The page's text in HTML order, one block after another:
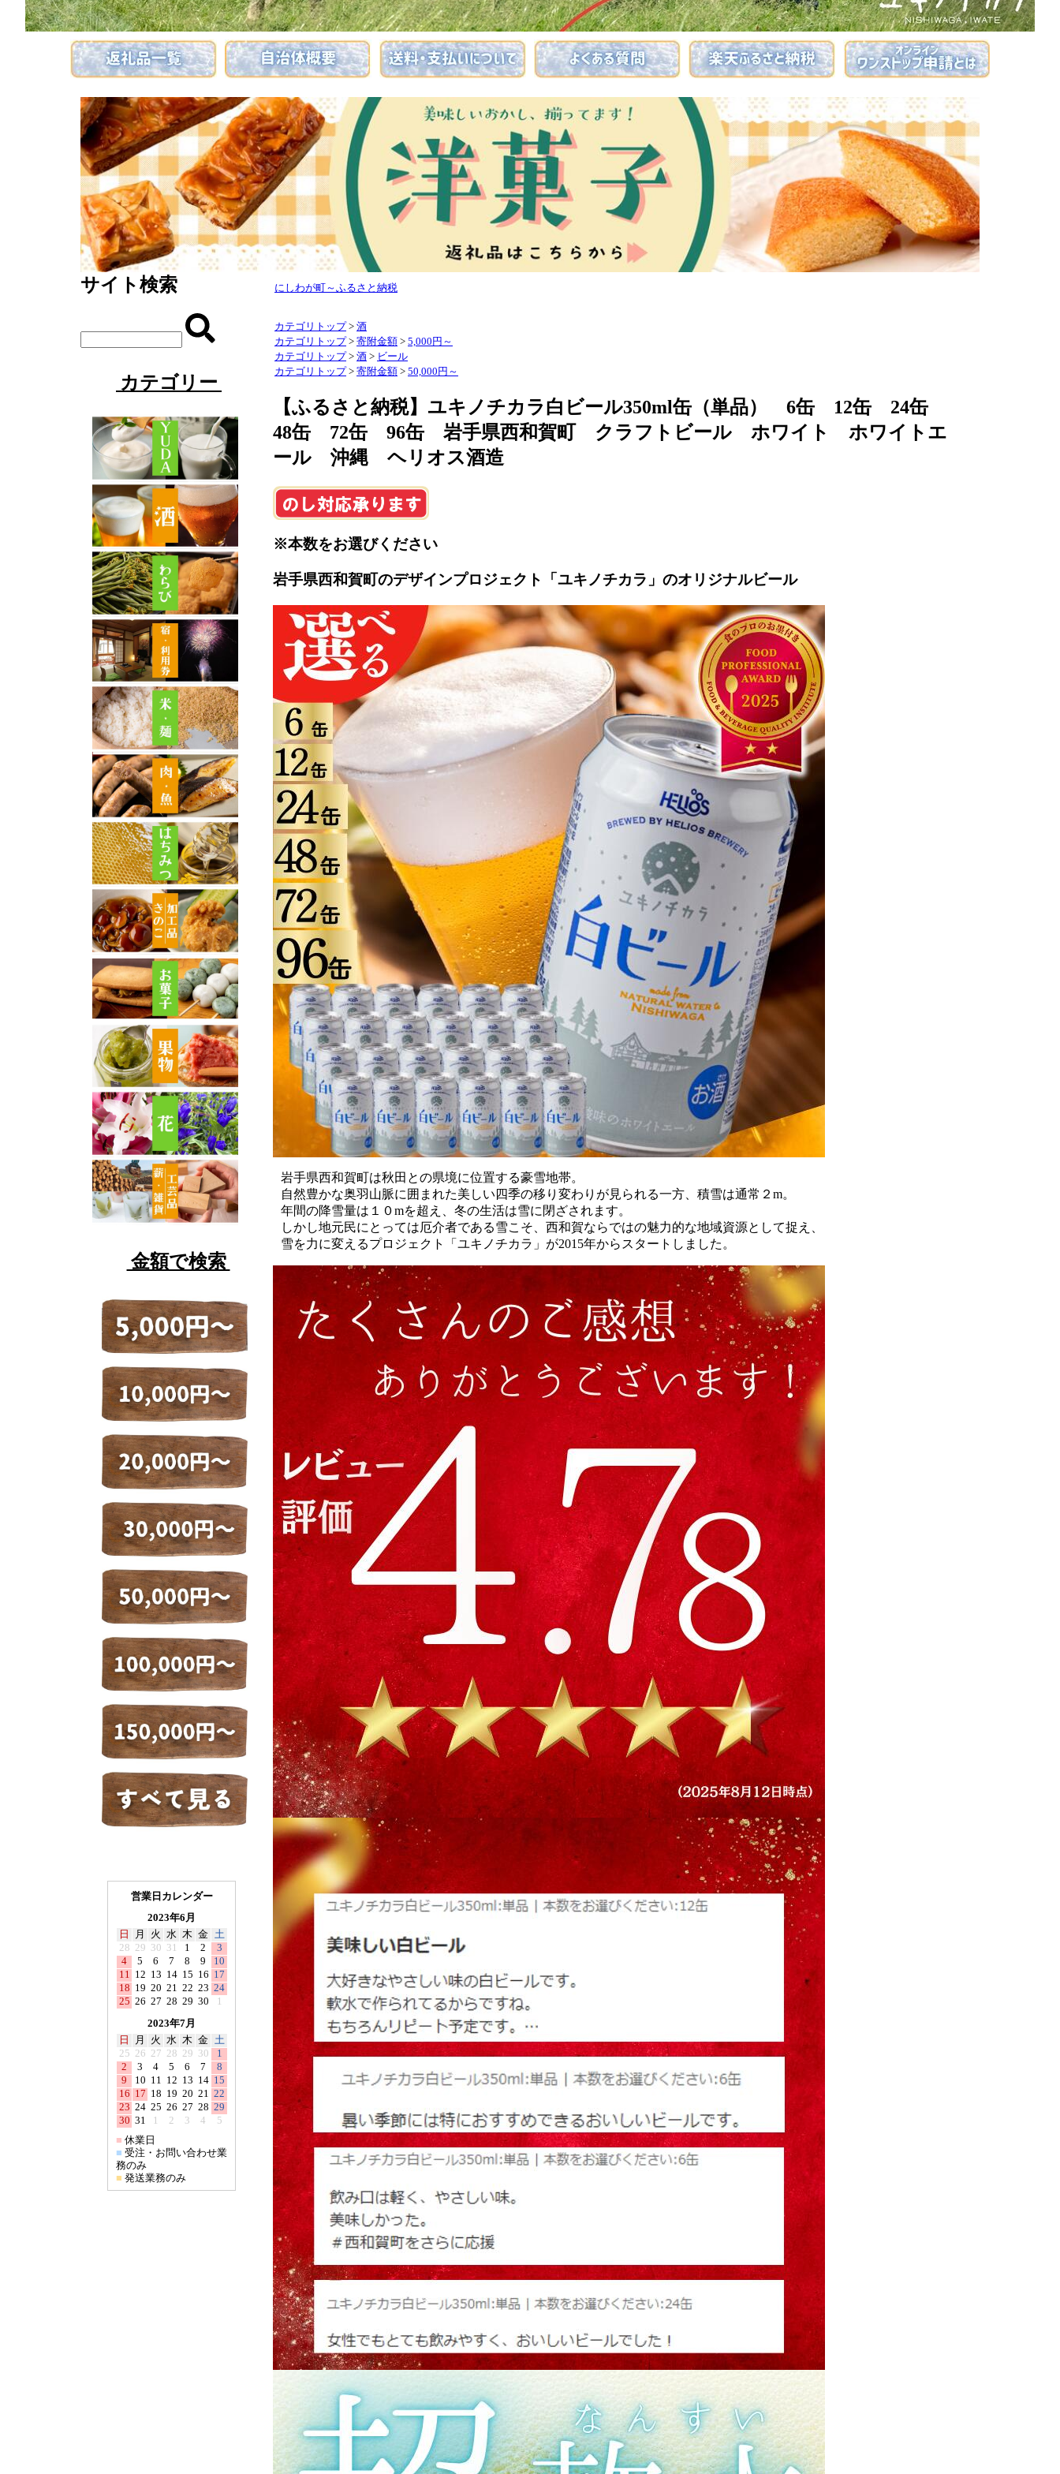
サイト検索
カテゴリー
金額で検索
営業日カレンダー
2023年6月
日
月 火 水 木 金
土
28 29 30 31 1 2
3
4
5 6 7 8 9
10
11
12 13 14 15 16 17
18 19 20 21 22 23 24
25 26 27 28 29 30
1
2023年7月
日
月 火 水 木 金
土
25 26 27 28 29 30
1
2
3 4 5 6 7
8
9
10 11 12 13 14 15
16 17 18 19 20 21
22
23 24 25 26 27 28 29
30 31 1 2 3 4
5
■ 休業日
■ 受注・お問い合わせ業
務のみ
■ 発送業務のみ
にしわが町～ふるさと納税
カテゴリトップ > 酒
カテゴリトップ > 寄附金額 > 5,000円～
カテゴリトップ > 酒 > ビール
カテゴリトップ > 寄附金額 > 50,000円～
【ふるさと納税】ユキノチカラ白ビール350ml缶（単品） 6缶 12缶 24缶
48缶 72缶 96缶 岩手県西和賀町 クラフトビール ホワイト ホワイトエ
ール 沖縄 ヘリオス酒造
※本数をお選びください
岩手県西和賀町のデザインプロジェクト「ユキノチカラ」のオリジナルビール
岩手県西和賀町は秋田との県境に位置する豪雪地帯。
自然豊かな奥羽山脈に囲まれた美しい四季の移り変わりが見られる一方、積雪は通常２m。
年間の降雪量は１０mを超え、冬の生活は雪に閉ざされます。
しかし地元民にとっては厄介者である雪こそ、西和賀ならではの魅力的な地域資源として捉え、
雪を力に変えるプロジェクト「ユキノチカラ」が2015年からスタートしました。